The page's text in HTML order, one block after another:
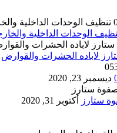
ديسمبر 23, 2020
أكتوبر 31, 2020